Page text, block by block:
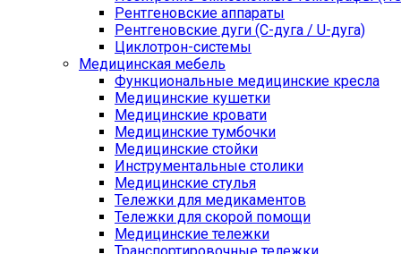
Рентгеновские аппараты
Рентгеновские дуги (С-дуга / U-дуга)
Циклотрон-системы
Медицинская мебель
Функциональные медицинские кресла
Медицинские кушетки
Медицинские кровати
Медицинские тумбочки
Медицинские стойки
Инструментальные столики
Медицинские стулья
Тележки для медикаментов
Тележки для скорой помощи
Медицинские тележки